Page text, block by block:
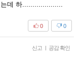
는데 하....................
0
0
신고 | 공감 확인